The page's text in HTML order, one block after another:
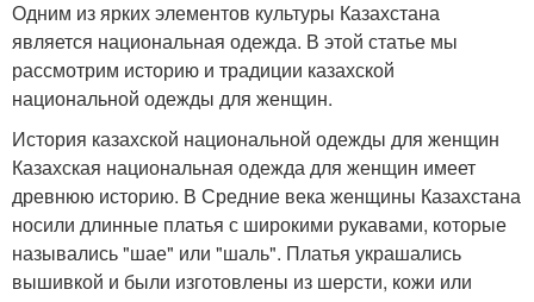
Одним из ярких элементов культуры Казахстана
является национальная одежда. В этой статье мы
рассмотрим историю и традиции казахской
национальной одежды для женщин.
История казахской национальной одежды для женщин
Казахская национальная одежда для женщин имеет
древнюю историю. В Средние века женщины Казахстана
носили длинные платья с широкими рукавами, которые
назывались "шае" или "шаль". Платья украшались
вышивкой и были изготовлены из шерсти, кожи или